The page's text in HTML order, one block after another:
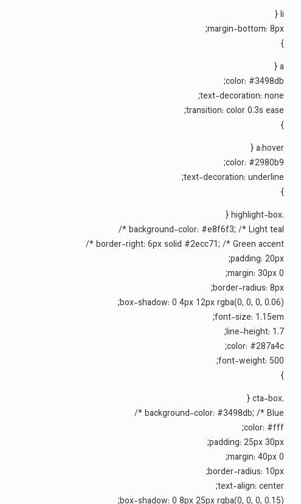
li {
margin-bottom: 8px;
}
a {
color: #3498db;
text-decoration: none;
transition: color 0.3s ease;
}
a:hover {
color: #2980b9;
text-decoration: underline;
}
.highlight-box {
background-color: #e8f6f3; /* Light teal */
border-right: 6px solid #2ecc71; /* Green accent */
padding: 20px;
margin: 30px 0;
border-radius: 8px;
box-shadow: 0 4px 12px rgba(0, 0, 0, 0.06);
font-size: 1.15em;
line-height: 1.7;
color: #287a4c;
font-weight: 500;
}
.cta-box {
background-color: #3498db; /* Blue */
color: #fff;
padding: 25px 30px;
margin: 40px 0;
border-radius: 10px;
text-align: center;